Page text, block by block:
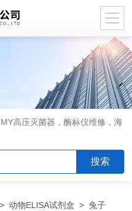
高压灭菌器，酶标仪维修，海
>动物ELISA试剂盒 >兔子